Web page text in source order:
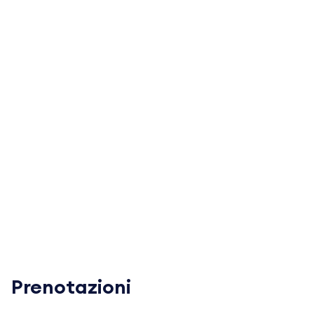
Prenotazioni